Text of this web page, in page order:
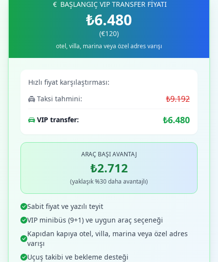
BAŞLANGIÇ VIP TRANSFER FİYATI
₺6.480
(€120)
otel, villa, marina veya özel adres varışı
Hızlı fiyat karşılaştırması:
Taksi tahmini:
₺9.192
VIP transfer: ₺6.480
ARAÇ BAŞI AVANTAJ
₺2.712
(yaklaşık %30 daha avantajlı)
Sabit fiyat ve yazılı teyit
VIP minibüs (9+1) ve uygun araç seçeneği
Kapıdan kapıya otel, villa, marina veya özel adres
varışı
Uçuş takibi ve bekleme desteği